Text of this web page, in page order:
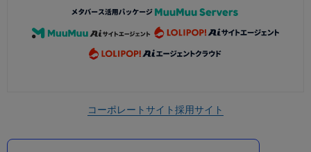
コーポレートサイト採用サイト